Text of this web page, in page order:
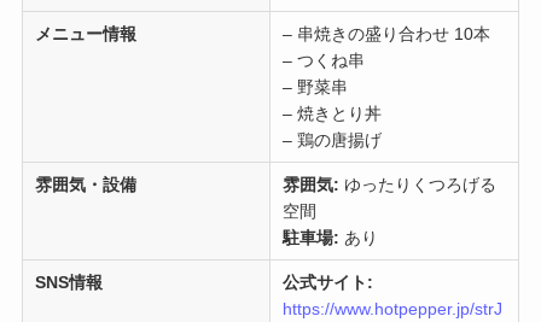
メニュー情報
– 串焼きの盛り合わせ 10本
– つくね串
– 野菜串
– 焼きとり丼
– 鶏の唐揚げ
雰囲気・設備 雰囲気: ゆったりくつろげる
空間
駐車場: あり
SNS情報
公式サイト:
https://www.hotpepper.jp/strJ